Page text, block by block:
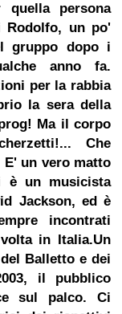
persona
Rodolfo, un po'
gruppo dopo i
anno fa.
per la rabbia
la sera della
Ma il corpo
Che
E' un vero matto
è un musicista
Jackson, ed è
incontrati
in Italia.Un
Balletto e dei
il pubblico
sul palco. Ci